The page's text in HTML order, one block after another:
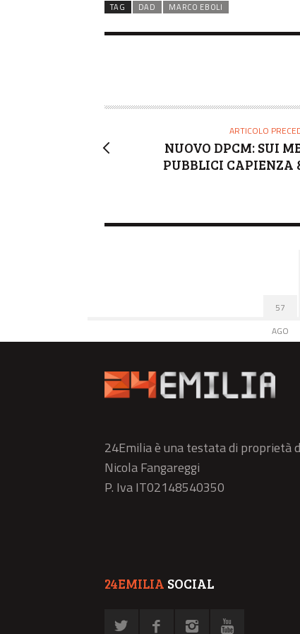
TAG
DAD MARCO EBOLI
ARTICOLO
NUOVO DPCM: SUI
PUBBLICI CAPIENZA
57
AGO
24Emilia è una testata di proprietà
Nicola Fangareggi
P. Iva IT02148540350
24EMILIA SOCIAL